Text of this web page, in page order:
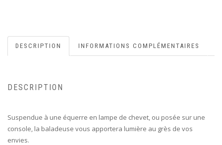
DESCRIPTION INFORMATIONS COMPLÉMENTAIRES
DESCRIPTION
Suspendue à une équerre en lampe de chevet, ou posée sur une
console, la baladeuse vous apportera lumière au grès de vos
envies.